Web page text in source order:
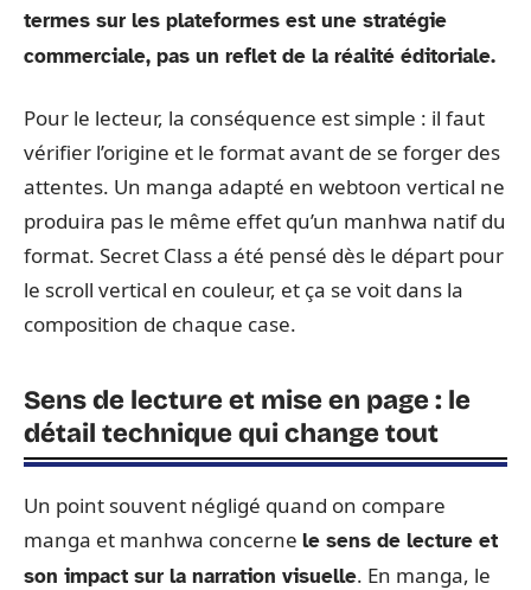
termes sur les plateformes est une stratégie
commerciale, pas un reflet de la réalité éditoriale.
Pour le lecteur, la conséquence est simple : il faut
vérifier l’origine et le format avant de se forger des
attentes. Un manga adapté en webtoon vertical ne
produira pas le même effet qu’un manhwa natif du
format. Secret Class a été pensé dès le départ pour
le scroll vertical en couleur, et ça se voit dans la
composition de chaque case.
Sens de lecture et mise en page : le
détail technique qui change tout
Un point souvent négligé quand on compare
manga et manhwa concerne le sens de lecture et
son impact sur la narration visuelle. En manga, le